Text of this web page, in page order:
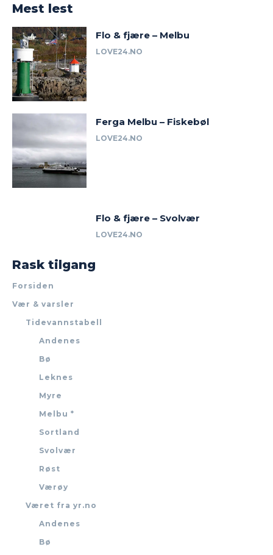
Mest lest
Flo & fjære – Melbu
LOVE24.NO
Ferga Melbu – Fiskebøl
LOVE24.NO
Flo & fjære – Svolvær
LOVE24.NO
Rask tilgang
Forsiden
Vær & varsler
Tidevannstabell
Andenes
Bø
Leknes
Myre
Melbu *
Sortland
Svolvær
Røst
Værøy
Været fra yr.no
Andenes
Bø